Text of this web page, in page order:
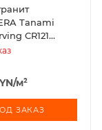
Tanami
CR121
/м²
ЗАКАЗ